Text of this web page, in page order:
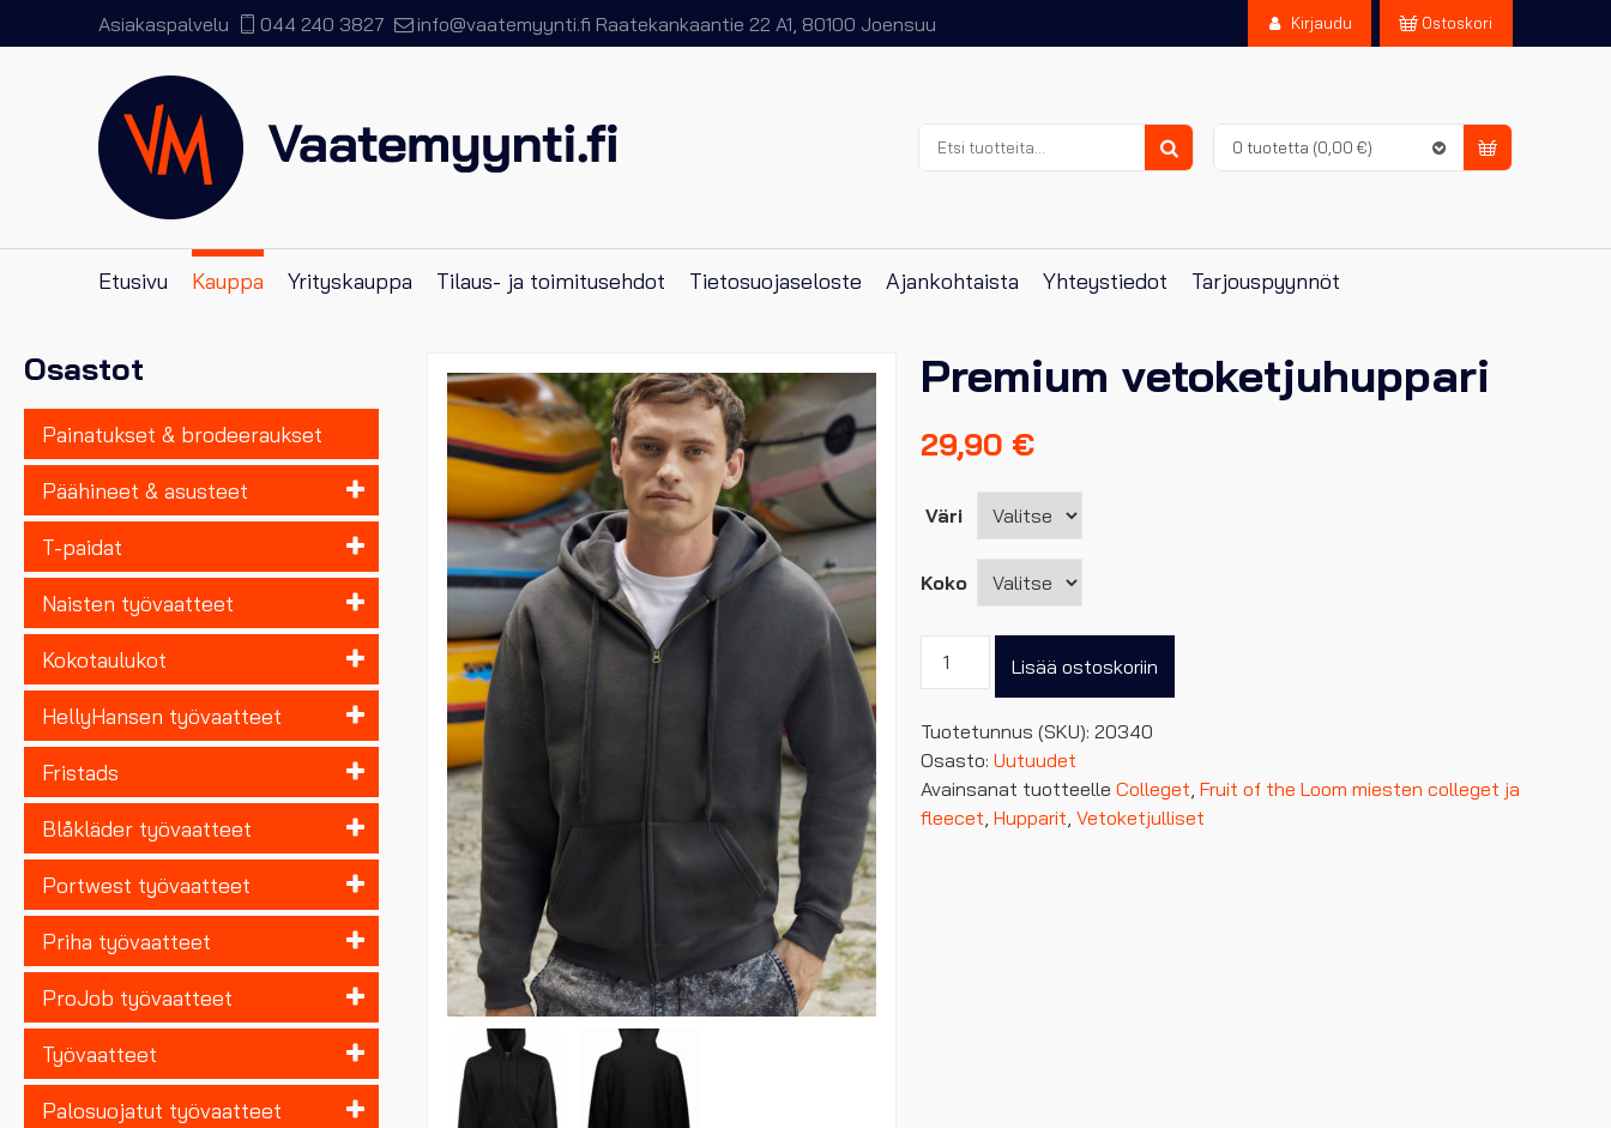
Asiakaspalvelu 044 240 3827 info@vaatemyynti.fi Raatekankaantie 22 A1, 80100 Joensuu Kirjaudu Ostoskori
0 tuotetta (0,00 €)
Etsi:
Etusivu Kauppa Yrityskauppa Tilaus- ja toimitusehdot Tietosuojaseloste Ajankohtaista Yhteystiedot Tarjouspyynnöt
Osastot
Painatukset & brodeeraukset
Päähineet & asusteet
T-paidat
Naisten työvaatteet
Kokotaulukot
HellyHansen työvaatteet
Fristads
Blåkläder työvaatteet
Portwest työvaatteet
Priha työvaatteet
ProJob työvaatteet
Työvaatteet
Palosuojatut työvaatteet
Premium vetoketjuhuppari
29,90 €
Väri
Koko
vetoketjuhuppariLisää ostoskoriin
Tuotetunnus (SKU): 20340
Osasto: Uutuudet
Avainsanat tuotteelle Colleget Fruit of the Loom miesten colleget ja
fleecet Hupparit Vetoketjulliset